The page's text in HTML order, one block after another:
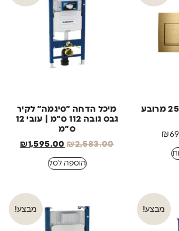
לחצן הדחה אלפא 25 מרובע
₪
מיכל הדחה ״סיגמה״ לקיר
גבס גובה 112 ס״מ | עובי 12
ס״מ
₪2,583.00
₪1,595.00
הוספה לסל
מבצע! מבצע!